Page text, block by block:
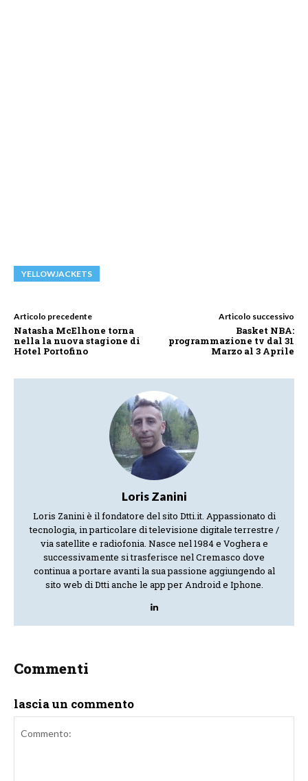
YELLOWJACKETS
Articolo precedente
Natasha McElhone torna
nella la nuova stagione di
Hotel Portofino
Articolo successivo
Basket NBA:
programmazione tv dal 31
Marzo al 3 Aprile
Loris Zanini
Loris Zanini è il fondatore del sito Dtti.it. Appassionato di
tecnologia, in particolare di televisione digitale terrestre /
via satellite e radiofonia. Nasce nel 1984 e Voghera e
successivamente si trasferisce nel Cremasco dove
continua a portare avanti la sua passione aggiungendo al
sito web di Dtti anche le app per Android e Iphone.
Commenti
lascia un commento